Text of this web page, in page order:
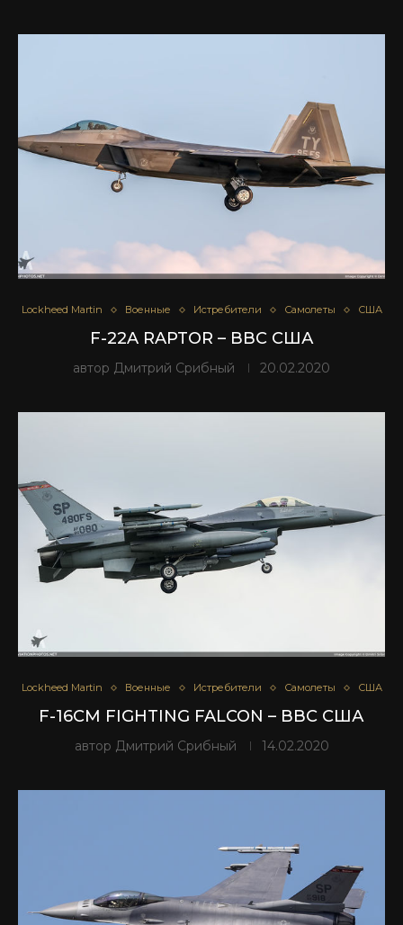
Lockheed Martin Военные Истребители Самолеты США
F-22A RAPTOR – ВВС США
автор Дмитрий Срибный 20.02.2020
Lockheed Martin Военные Истребители Самолеты США
F-16CM FIGHTING FALCON – ВВС США
автор Дмитрий Срибный 14.02.2020